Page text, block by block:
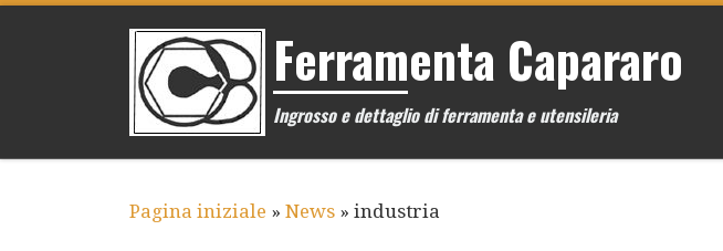
Passa al contenuto Ferramenta Capararo
Ingrosso e dettaglio di ferramenta e utensileria
Pagina iniziale » News » industria